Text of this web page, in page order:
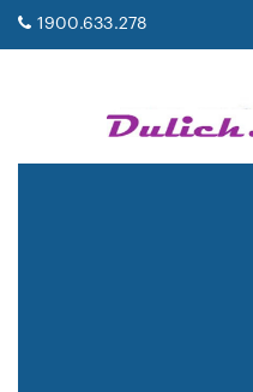
1900.633.278